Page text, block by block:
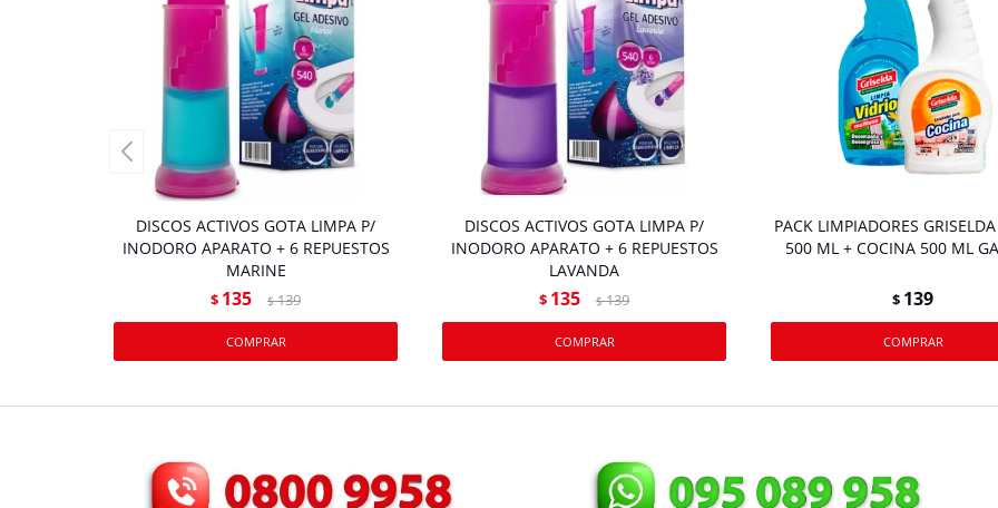
DISCOS ACTIVOS GOTA LIMPA P/
INODORO APARATO + 6 REPUESTOS
MARINE
$ 135 $ 139
DISCOS ACTIVOS GOTA LIMPA P/
INODORO APARATO + 6 REPUESTOS
LAVANDA
$ 135 $ 139
PACK LIMPIADORES
500 ML + COCINA 500 ML
$ 139